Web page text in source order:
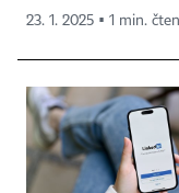
23. 1. 2025 ▪ 1 min.